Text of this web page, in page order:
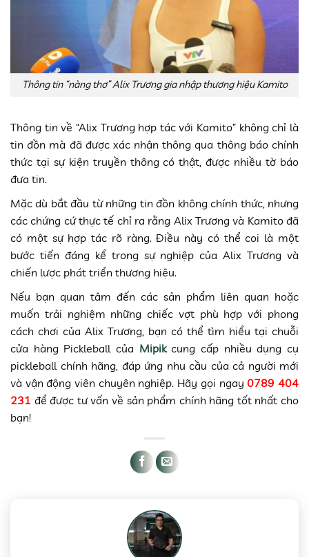
Thông tin “nàng thơ” Alix Trương gia nhập thương hiệu Kamito
Thông tin về “Alix Trương hợp tác với Kamito” không chỉ là
tin đồn mà đã được xác nhận thông qua thông báo chính
thức tại sự kiện truyền thông có thật, được nhiều tờ báo
đưa tin.
Mặc dù bắt đầu từ những tin đồn không chính thức, nhưng
các chứng cứ thực tế chỉ ra rằng Alix Trương và Kamito đã
có một sự hợp tác rõ ràng. Điều này có thể coi là một
bước tiến đáng kể trong sự nghiệp của Alix Trương và
chiến lược phát triển thương hiệu.
Nếu bạn quan tâm đến các sản phẩm liên quan hoặc
muốn trải nghiệm những chiếc vợt phù hợp với phong
cách chơi của Alix Trương, bạn có thể tìm hiểu tại chuỗi
cửa hàng Pickleball của Mipikcung cấp nhiều dụng cụ
pickleball chính hãng, đáp ứng nhu cầu của cả người mới
và vận động viên chuyên nghiệp. Hãy gọi ngay0789 404
231 để được tư vấn về sản phẩm chính hãng tốt nhất cho
bạn!